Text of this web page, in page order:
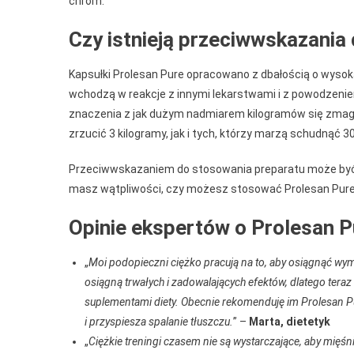
Czy istnieją
Kapsułki Prolesan Pure opracowano z dbałością o
wchodzą w reakcje z innymi lekarstwami i z
znaczenia z jak dużym nadmiarem kilogramów się
zrzucić 3 kilogramy, jak i tych, którzy marzą schudnąć
Przeciwwskazaniem do stosowania preparatu może
masz wątpliwości, czy możesz stosować Prolesan
Opinie ekspertów o Prolesan
„Moi podopieczni ciężko pracują na to, aby osiągnąć
osiągną trwałych i zadowalających efektów, dlatego
suplementami diety. Obecnie rekomenduję im Prolesan
i przyspiesza spalanie tłuszczu. ” – Marta, dietetyk
„Ciężkie treningi czasem nie są wystarczające, aby